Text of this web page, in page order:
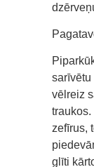
sarīvētu
vēlreiz
zefīrus,
glīti